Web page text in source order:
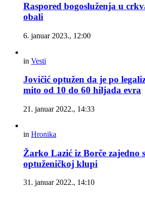
Raspored bogosluženja u
obali
6. januar 2023., 12:00
in Vesti
Jovičić optužen da je po
mito od 10 do 60 hiljada evra
21. januar 2022., 14:33
in Hronika
Žarko Lazić iz Borče zajedno
optuženičkoj klupi
31. januar 2022., 14:10